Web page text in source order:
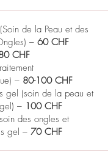
de la Peau et des
– 60 CHF
CHF
– 80-100 CHF
gel (soin de la peau et
– 100 CHF
des ongles et
gel – 70 CHF